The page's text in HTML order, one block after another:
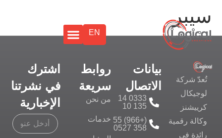
EN
سيبر
تُعدّ شركة
لوجيكال
كرييشنز
وكالة رقمية
رائدة في
بيانات
الاتصال
0333 14
135 10
(+966) 55
358 0527
روابط
سريعة
من نحن
خدمات
اشترك
في نشرتنا
الإخبارية